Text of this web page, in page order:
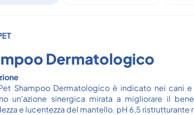
Dermatologico
Shampoo Dermatologico è indicato nei cani
un'azione sinergica mirata a migliorare il
e lucentezza del mantello. pH 6,5 ristrutturante